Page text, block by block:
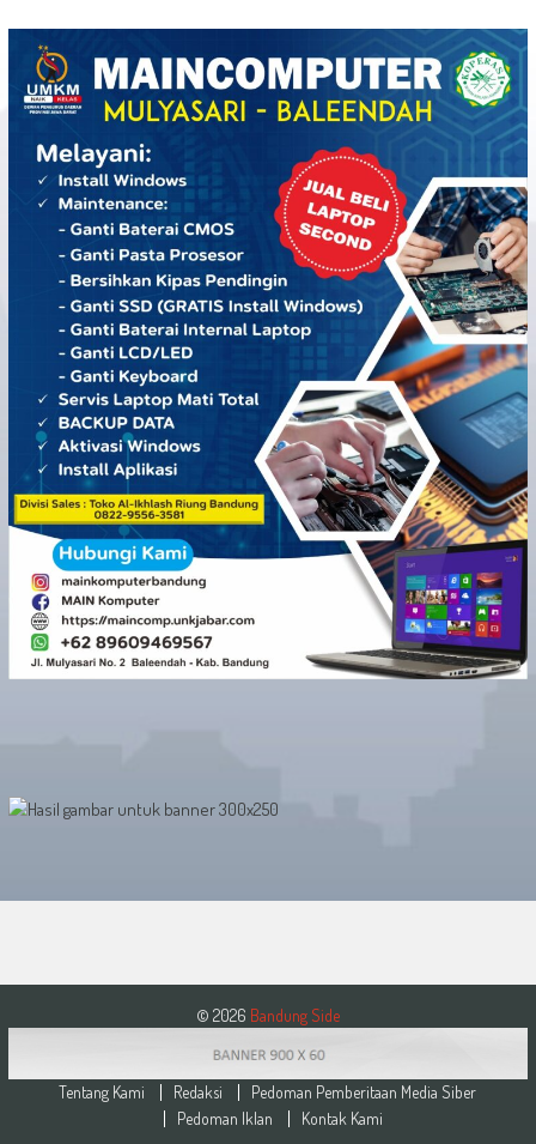
© 2026 Bandung Side
Tentang Kami Redaksi
Pedoman Pemberitaan Media Siber
Pedoman Iklan
Kontak Kami